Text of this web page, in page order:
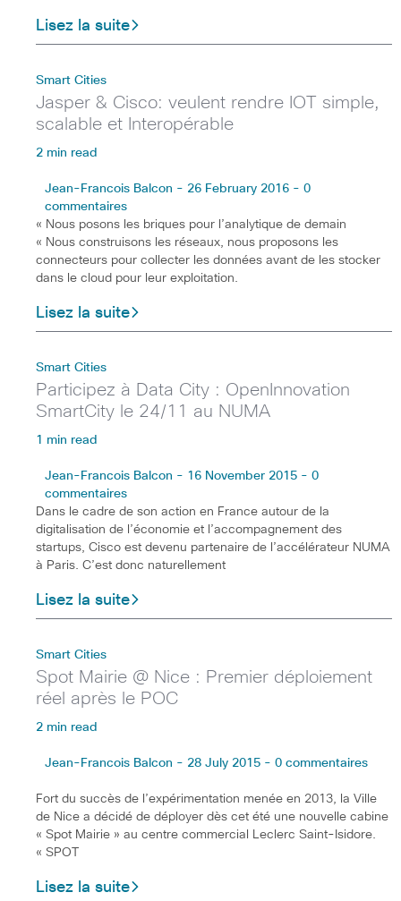
Lisez la suite
Smart Cities
Jasper & Cisco: veulent rendre IOT simple,
scalable et Interopérable
2 min read
Jean-Francois Balcon - 26 February 2016 - 0
commentaires
« Nous posons les briques pour l’analytique de demain
« Nous construisons les réseaux, nous proposons les
connecteurs pour collecter les données avant de les stocker
dans le cloud pour leur exploitation.
Lisez la suite
Smart Cities
Participez à Data City : OpenInnovation
SmartCity le 24/11 au NUMA
1 min read
Jean-Francois Balcon - 16 November 2015 - 0
commentaires
Dans le cadre de son action en France autour de la
digitalisation de l’économie et l’accompagnement des
startups, Cisco est devenu partenaire de l’accélérateur NUMA
à Paris. C’est donc naturellement
Lisez la suite
Smart Cities
Spot Mairie @ Nice : Premier déploiement
réel après le POC
2 min read
Jean-Francois Balcon - 28 July 2015 - 0 commentaires
Fort du succès de l’expérimentation menée en 2013, la Ville
de Nice a décidé de déployer dès cet été une nouvelle cabine
« Spot Mairie » au centre commercial Leclerc Saint-Isidore.
« SPOT
Lisez la suite